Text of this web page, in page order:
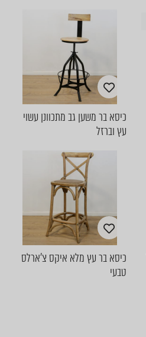
כיסא בר משען גב מתכוונן עשוי
עץ וברזל
כיסא בר עץ מלא איקס צ'ארלס
טבעי